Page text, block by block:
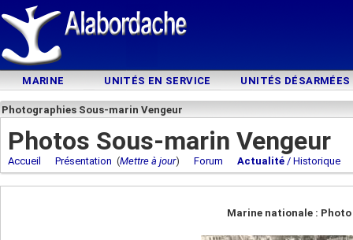
MARINE UNITÉS EN SERVICE UNITÉS DÉSARMÉES
Photographies Sous-marin Vengeur
Photos Sous-marin Vengeur
Accueil Présentation (Mettre à jour) Forum Actualité / Historique
Marine nationale :